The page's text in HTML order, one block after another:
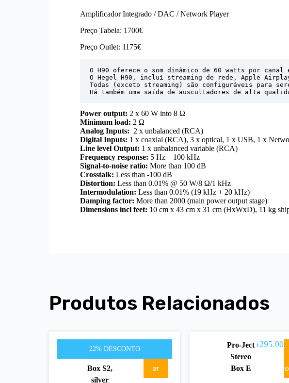
Amplificador Integrado / DAC / Network Player
Preço Tabela: 1700€
Preço Outlet: 1175€
O H90 oferece o som dinâmico de 60 watts por
O Hegel H90, incluí streaming de rede, Apple
Todas (exceto streaming) são configuráveis para
Há também uma saída de auscultadores de alta
Power output: 2 x 60 W into 8 Ω
Minimum load: 2 Ω
Analog Inputs: 2 x unbalanced (RCA)
Digital Inputs: 1 x coaxial (RCA), 3 x optical, 1 x USB, 1 x
Line level Output: 1 x unbalanced variable (RCA)
Frequency response: 5 Hz – 100 kHz
Signal-to-noise ratio: More than 100 dB
Crosstalk: Less than -100 dB
Distortion: Less than 0.01% @ 50 W/8 Ω/1 kHz
Intermodulation: Less than 0.01% (19 kHz + 20 kHz)
Damping factor: More than 2000 (main power output stage)
Dimensions incl feet: 10 cm x 43 cm x 31 cm (HxWxD), 11 kg
Produtos Relacionados
22% DESCONTO
Pro-Ject
Box S2,
silver
€175.00
ar
Pro-Ject
Stereo
Box E
€295.00